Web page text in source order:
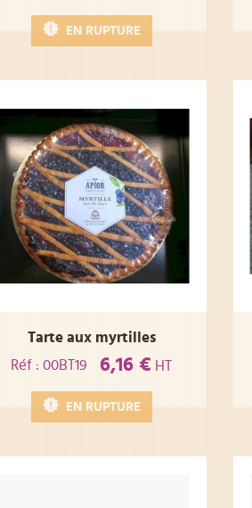
EN RUPTURE
Tarte aux myrtilles
Réf : 00BT19
6,16 € HT
EN RUPTURE